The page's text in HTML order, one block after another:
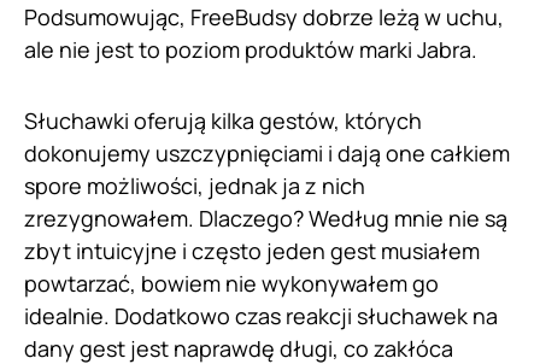
Podsumowując, FreeBudsy dobrze leżą w uchu,
ale nie jest to poziom produktów marki Jabra.
Słuchawki oferują kilka gestów, których
dokonujemy uszczypnięciami i dają one całkiem
spore możliwości, jednak ja z nich
zrezygnowałem. Dlaczego? Według mnie nie są
zbyt intuicyjne i często jeden gest musiałem
powtarzać, bowiem nie wykonywałem go
idealnie. Dodatkowo czas reakcji słuchawek na
dany gest jest naprawdę długi, co zakłóca